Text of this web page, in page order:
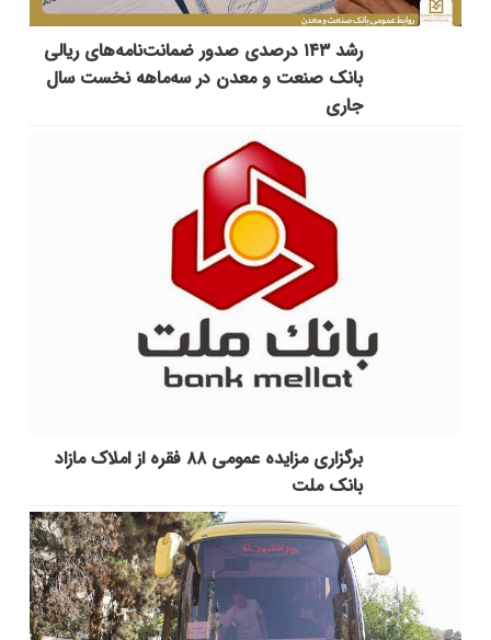
رشد ۱۴۳ درصدی صدور ضمانت‌نامه‌های ریالی
بانک صنعت و معدن در سه‌ماهه نخست سال
جاری
برگزاری مزایده عمومی ۸۸ فقره از املاک مازاد
بانک ملت